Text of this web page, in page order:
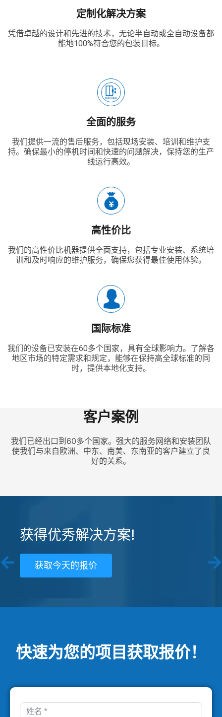
定制化解决方案
凭借卓越的设计和先进的技术，无论半自动或全自动设备都
能地100%符合您的包装目标。
全面的服务
我们提供一流的售后服务，包括现场安装、培训和维护支
持。确保最小的停机时间和快速的问题解决，保持您的生产
线运行高效。
高性价比
我们的高性价比机器提供全面支持，包括专业安装、系统培
训和及时响应的维护服务，确保您获得最佳使用体验。
国际标准
我们的设备已安装在60多个国家，具有全球影响力。了解各
地区市场的特定需求和规定，能够在保持高全球标准的同
时，提供本地化支持。
客户案例
我们已经出口到60多个国家。强大的服务网络和安装团队
使我们与来自欧洲、中东、南美、东南亚的客户建立了良
好的关系。
获得优秀解决方案!
获取今天的报价
快速为您的项目获取报价！